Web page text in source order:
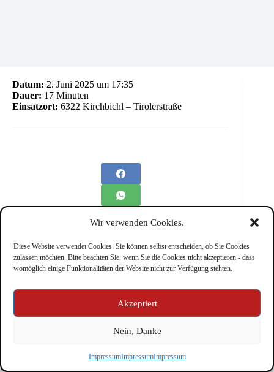
Wir verwenden Cookies.
Diese Website verwendet Cookies. Sie können selbst entscheiden, ob Sie Cookies
zulassen möchten. Bitte beachten Sie, wenn Sie die Cookies nicht akzeptieren - dass
womöglich einige Funktionalitäten der Website nicht zur Verfügung stehten.
Akzeptiert
Nein, Danke
ImpressumImpressumImpressum
Datum: 2. Juni 2025 um 17:35
Dauer: 17 Minuten
Einsatzort: 6322 Kirchbichl – Tirolerstraße
Copyright © Feuerwehr Kirchbichl 2026 - WordPress Theme
by